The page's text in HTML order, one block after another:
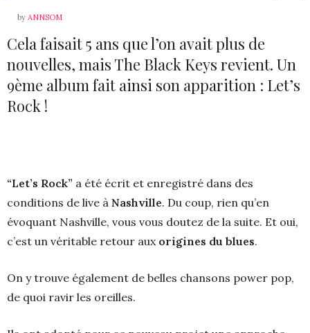
by ANNSOM
Cela faisait 5 ans que l’on avait plus de
nouvelles, mais The Black Keys revient. Un
9ème album fait ainsi son apparition : Let’s
Rock !
“Let’s Rock” a été écrit et enregistré dans des
conditions de live à Nashville. Du coup, rien qu’en
évoquant Nashville, vous vous doutez de la suite. Et oui,
c’est un véritable retour aux origines du blues.
On y trouve également de belles chansons power pop,
de quoi ravir les oreilles.